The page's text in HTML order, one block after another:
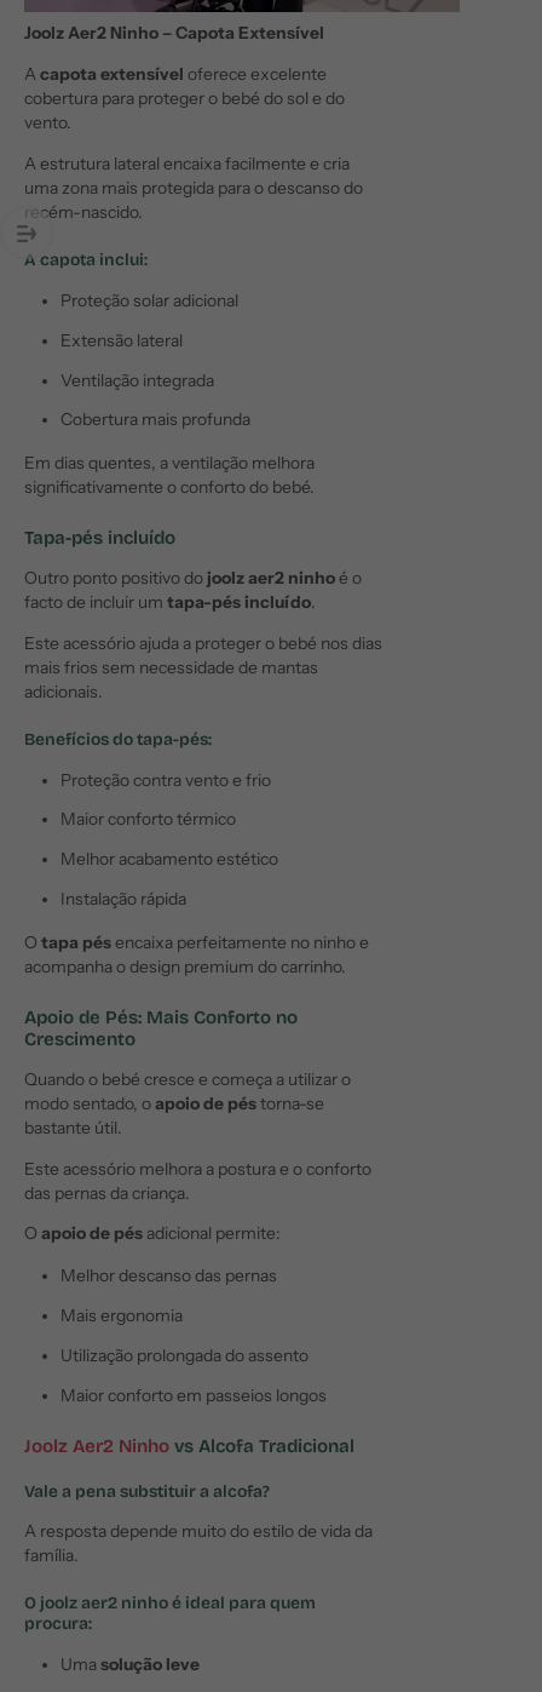
Joolz Aer2 Ninho – Capota Extensível
A capota extensível oferece excelente
cobertura para proteger o bebé do sol e do
vento.
A estrutura lateral encaixa facilmente e cria
uma zona mais protegida para o descanso do
recém-nascido.
A capota inclui:
Proteção solar adicional
Extensão lateral
Ventilação integrada
Cobertura mais profunda
Em dias quentes, a ventilação melhora
significativamente o conforto do bebé.
Tapa-pés incluído
Outro ponto positivo do joolz aer2 ninhoé o
facto de incluir um tapa-pés incluído.
Este acessório ajuda a proteger o bebé nos dias
mais frios sem necessidade de mantas
adicionais.
Benefícios do tapa-pés:
Proteção contra vento e frio
Maior conforto térmico
Melhor acabamento estético
Instalação rápida
O tapa pésencaixa perfeitamente no ninho e
acompanha o design premium do carrinho.
Apoio de Pés: Mais Conforto no
Crescimento
Quando o bebé cresce e começa a utilizar o
modo sentado, oapoio de péstorna-se
bastante útil.
Este acessório melhora a postura e o conforto
das pernas da criança.
O apoio de pés adicional permite:
Melhor descanso das pernas
Mais ergonomia
Utilização prolongada do assento
Maior conforto em passeios longos
Joolz Aer2 Ninho vs Alcofa Tradicional
Vale a pena substituir a alcofa?
A resposta depende muito do estilo de vida da
família.
O joolz aer2 ninhoé ideal para quem
procura:
Umasolução leve